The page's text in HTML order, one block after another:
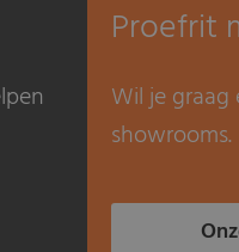
Proefrit
Wil je
showrooms.